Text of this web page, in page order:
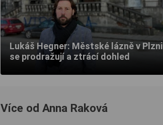
Lukáš Hegner: Městské lázně v Plzni
se prodražují a ztrácí dohled
Více od Anna Raková